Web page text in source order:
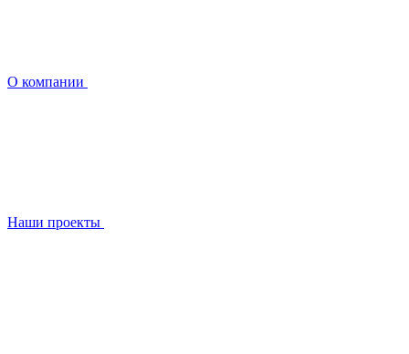
О компании
Наши проекты